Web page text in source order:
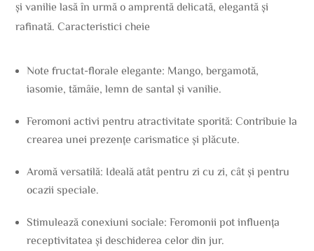
și vanilie lasă în urmă o amprentă delicată, elegantă și
rafinată. Caracteristici cheie
Note fructat-florale elegante: Mango, bergamotă,
iasomie, tămâie, lemn de santal și vanilie.
Feromoni activi pentru atractivitate sporită: Contribuie la
crearea unei prezențe carismatice și plăcute.
Aromă versatilă: Ideală atât pentru zi cu zi, cât și pentru
ocazii speciale.
Stimulează conexiuni sociale: Feromonii pot influența
receptivitatea și deschiderea celor din jur.